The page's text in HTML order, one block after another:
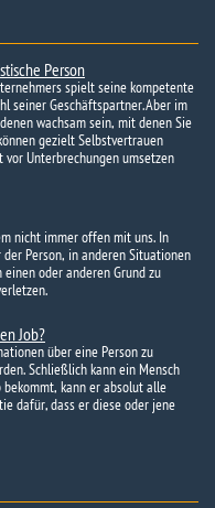
Person
spielt seine kompetente
seiner Geschäftspartner. Aber im
wachsam sein, mit denen Sie
gezielt Selbstvertrauen
Unterbrechungen umsetzen
nicht immer offen mit uns. In
Person, in anderen Situationen
oder anderen Grund zu
Job?
über eine Person zu
Schließlich kann ein Mensch
bekommt, kann er absolut alle
dafür, dass er diese oder jene